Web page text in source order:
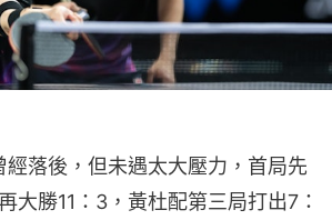
落後，但未遇太大壓力，首局先
大勝11：3，黃杜配第三局打出7：